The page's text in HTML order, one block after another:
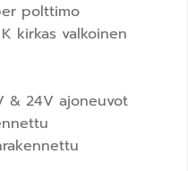
polttimo
kirkas valkoinen
& 24V ajoneuvot